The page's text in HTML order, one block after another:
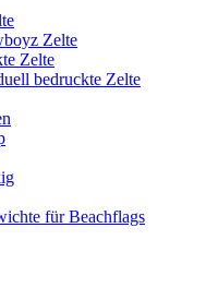
Zelte
Zelte
bedruckte Zelte
für Beachflags